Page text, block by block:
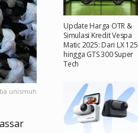
unismuh
Update Harga OTR &
Simulasi Kredit Vespa
Matic 2025: Dari LX 125
hingga GTS 300 Super
Tech